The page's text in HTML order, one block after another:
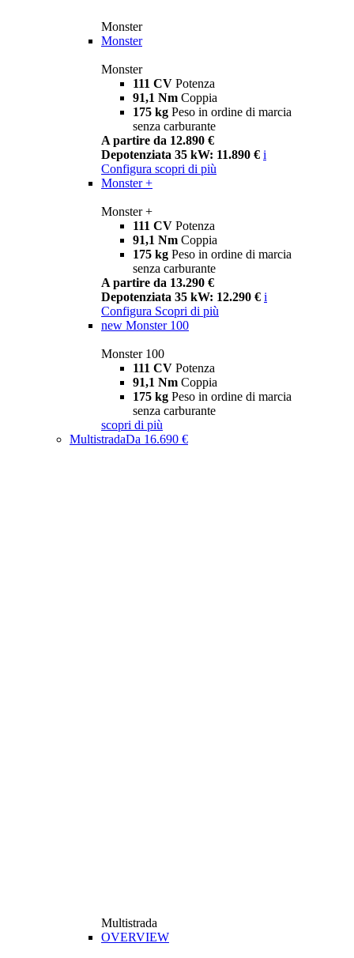
Monster
Monster
Monster
111 CV Potenza
91,1 Nm Coppia
175 kg Peso in ordine di marcia
senza carburante
A partire da 12.890 €
Depotenziata 35 kW: 11.890 € i
Configura scopri di più
Monster +
Monster +
111 CV Potenza
91,1 Nm Coppia
175 kg Peso in ordine di marcia
senza carburante
A partire da 13.290 €
Depotenziata 35 kW: 12.290 € i
Configura Scopri di più
new Monster 100
Monster 100
111 CV Potenza
91,1 Nm Coppia
175 kg Peso in ordine di marcia
senza carburante
scopri di più
MultistradaDa 16.690 €
Multistrada
OVERVIEW